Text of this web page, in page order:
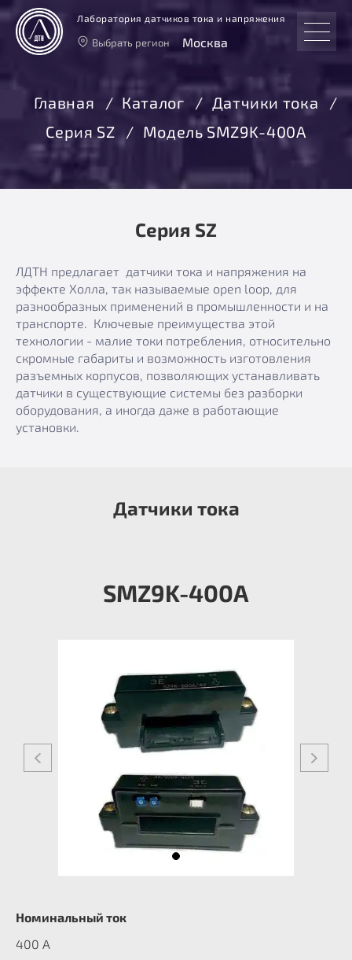
Лаборатория датчиков тока и напряжения
Выбрать регион Москва
Москва
Санкт-Петербург
Екатеринбург
Новосибирск
Главная Каталог
Датчики тока
Серия SZ
Модель SMZ9K-400А
Серия SZ
ЛДТН предлагает датчики тока и напряжения на
эффекте Холла, так называемые open loop, для
разнообразных применений в промышленности и на
транспорте. Ключевые преимущества этой
технологии - малие токи потребления, относительно
скромные габариты и возможность изготовления
разъемных корпусов, позволяющих устанавливать
датчики в существующие системы без разборки
оборудования, а иногда даже в работающие
установки.
Датчики тока
SMZ9K-400А
Номинальный ток
400 А